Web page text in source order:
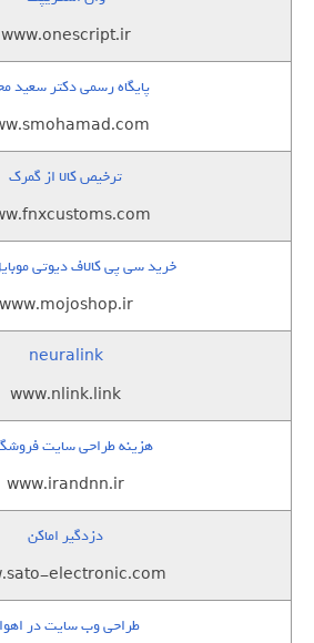
www.onescript.ir
پایگاه رسمی دکتر سعید
ترخیص کالا از گمرک
خرید سی پی کالاف دیوتی
www.mojoshop.ir
neuralink
www.nlink.link
هزینه طراحی سایت
www.irandnn.ir
دزدگیر اماکن
electronic.com
طراحی وب سایت در